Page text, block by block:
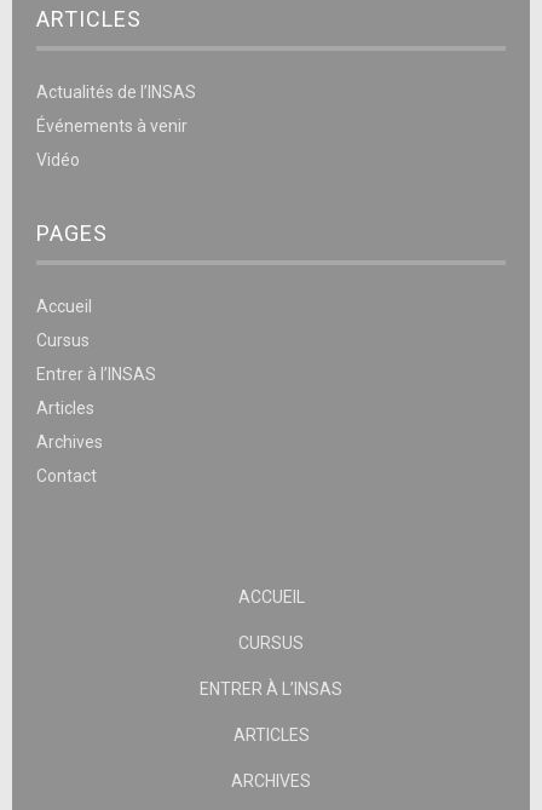
ARTICLES
Actualités de l’INSAS
Événements à venir
Vidéo
PAGES
Accueil
Cursus
Entrer à l’INSAS
Articles
Archives
Contact
ACCUEIL
CURSUS
ENTRER À L’INSAS
ARTICLES
ARCHIVES